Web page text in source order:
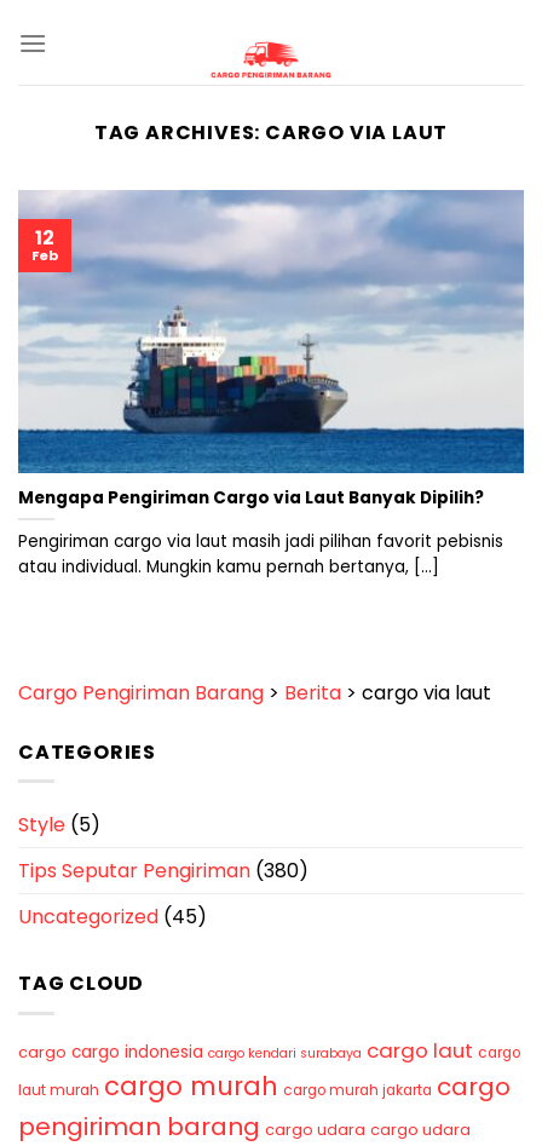
TAG ARCHIVES: CARGO VIA LAUT
Mengapa Pengiriman Cargo via Laut Banyak Dipilih?
Pengiriman cargo via laut masih jadi pilihan favorit pebisnis
atau individual. Mungkin kamu pernah bertanya, [...]
12
Feb
Cargo Pengiriman Barang > Berita > cargo via laut
CATEGORIES
Style (5)
Tips Seputar Pengiriman (380)
Uncategorized (45)
TAG CLOUD
cargo cargo indonesia cargo kendari surabaya cargo laut cargo
laut murah cargo murah cargo murah jakarta cargo
pengiriman barang cargo udara cargo udara